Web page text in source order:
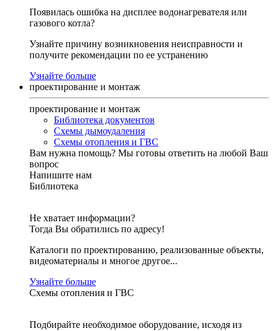
Появилась ошибка на дисплее водонагревателя или
газового котла?
Узнайте причину возникновения неисправности и
получите рекомендации по ее устранению
Узнайте больше
проектирование и монтаж
проектирование и монтаж
Библиотека документов
Схемы дымоудаления
Схемы отопления и ГВС
Вам нужна помощь? Мы готовы ответить на любой Ваш
вопрос
Напишите нам
Библиотека
Не хватает информации?
Тогда Вы обратились по адресу!
Каталоги по проектированию, реализованные объекты,
видеоматериалы и многое другое...
Узнайте больше
Схемы отопления и ГВС
Подбирайте необходимое оборудование, исходя из